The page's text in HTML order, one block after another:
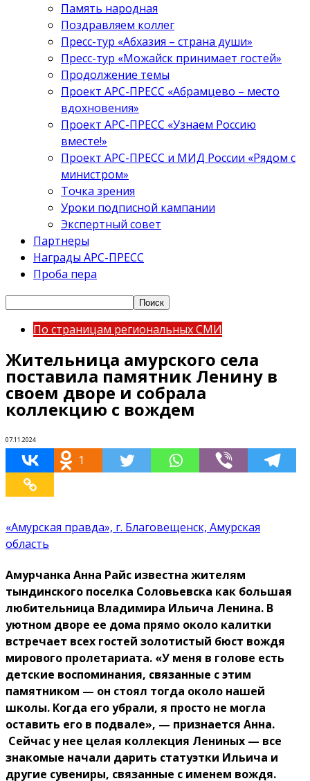
Память народная
Поздравляем коллег
Пресс-тур «Абхазия – страна души»
Пресс-тур «Можайск принимает гостей»
Продолжение темы
Проект АРС-ПРЕСС «Абрамцево – место
вдохновения»
Проект АРС-ПРЕСС «Узнаем Россию
вместе!»
Проект АРС-ПРЕСС и МИД России «Рядом с
министром»
Точка зрения
Уроки подписной кампании
Экспертный совет
Партнеры
Награды АРС-ПРЕСС
Проба пера
По страницам региональных СМИ
Жительница амурского села
поставила памятник Ленину в
своем дворе и собрала
коллекцию с вождем
07.11.2024
1
«Амурская правда», г. Благовещенск, Амурская
область
Амурчанка Анна Райс известна жителям
тындинского поселка Соловьевска как большая
любительница Владимира Ильича Ленина. В
уютном дворе ее дома прямо около калитки
встречает всех гостей золотистый бюст вождя
мирового пролетариата. «У меня в голове есть
детские воспоминания, связанные с этим
памятником — он стоял тогда около нашей
школы. Когда его убрали, я просто не могла
оставить его в подвале», — признается Анна.
Сейчас у нее целая коллекция Лениных — все
знакомые начали дарить статуэтки Ильича и
другие сувениры, связанные с именем вождя.